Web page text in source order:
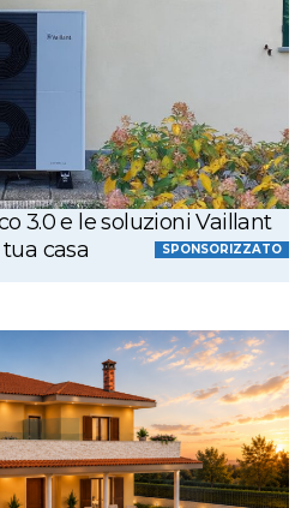
3.0 e le soluzioni Vaillant
casa
SPONSORIZZATO